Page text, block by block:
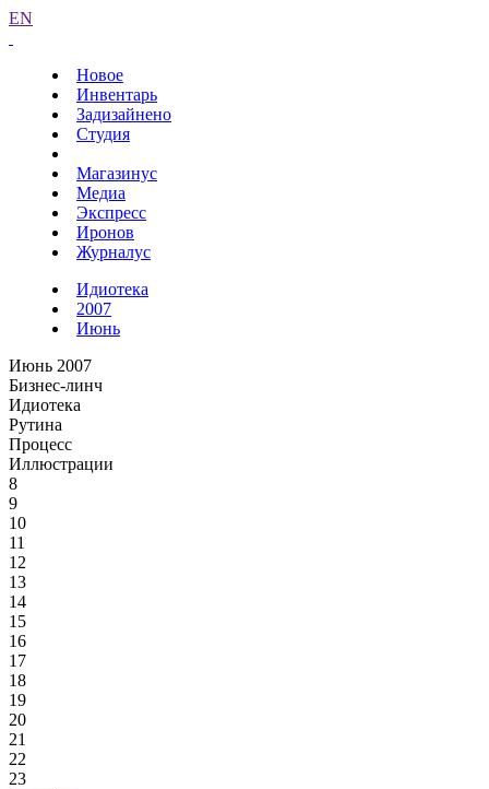
EN
Новое
Инвентарь
Задизайнено
Студия
Магазинус
Медиа
Экспресс
Иронов
Журналус
Идиотека
2007
Июнь
Июнь 2007
Бизнес-линч
Идиотека
Рутина
Процесс
Иллюстрации
8
9
10
11
12
13
14
15
16
17
18
19
20
21
22
23